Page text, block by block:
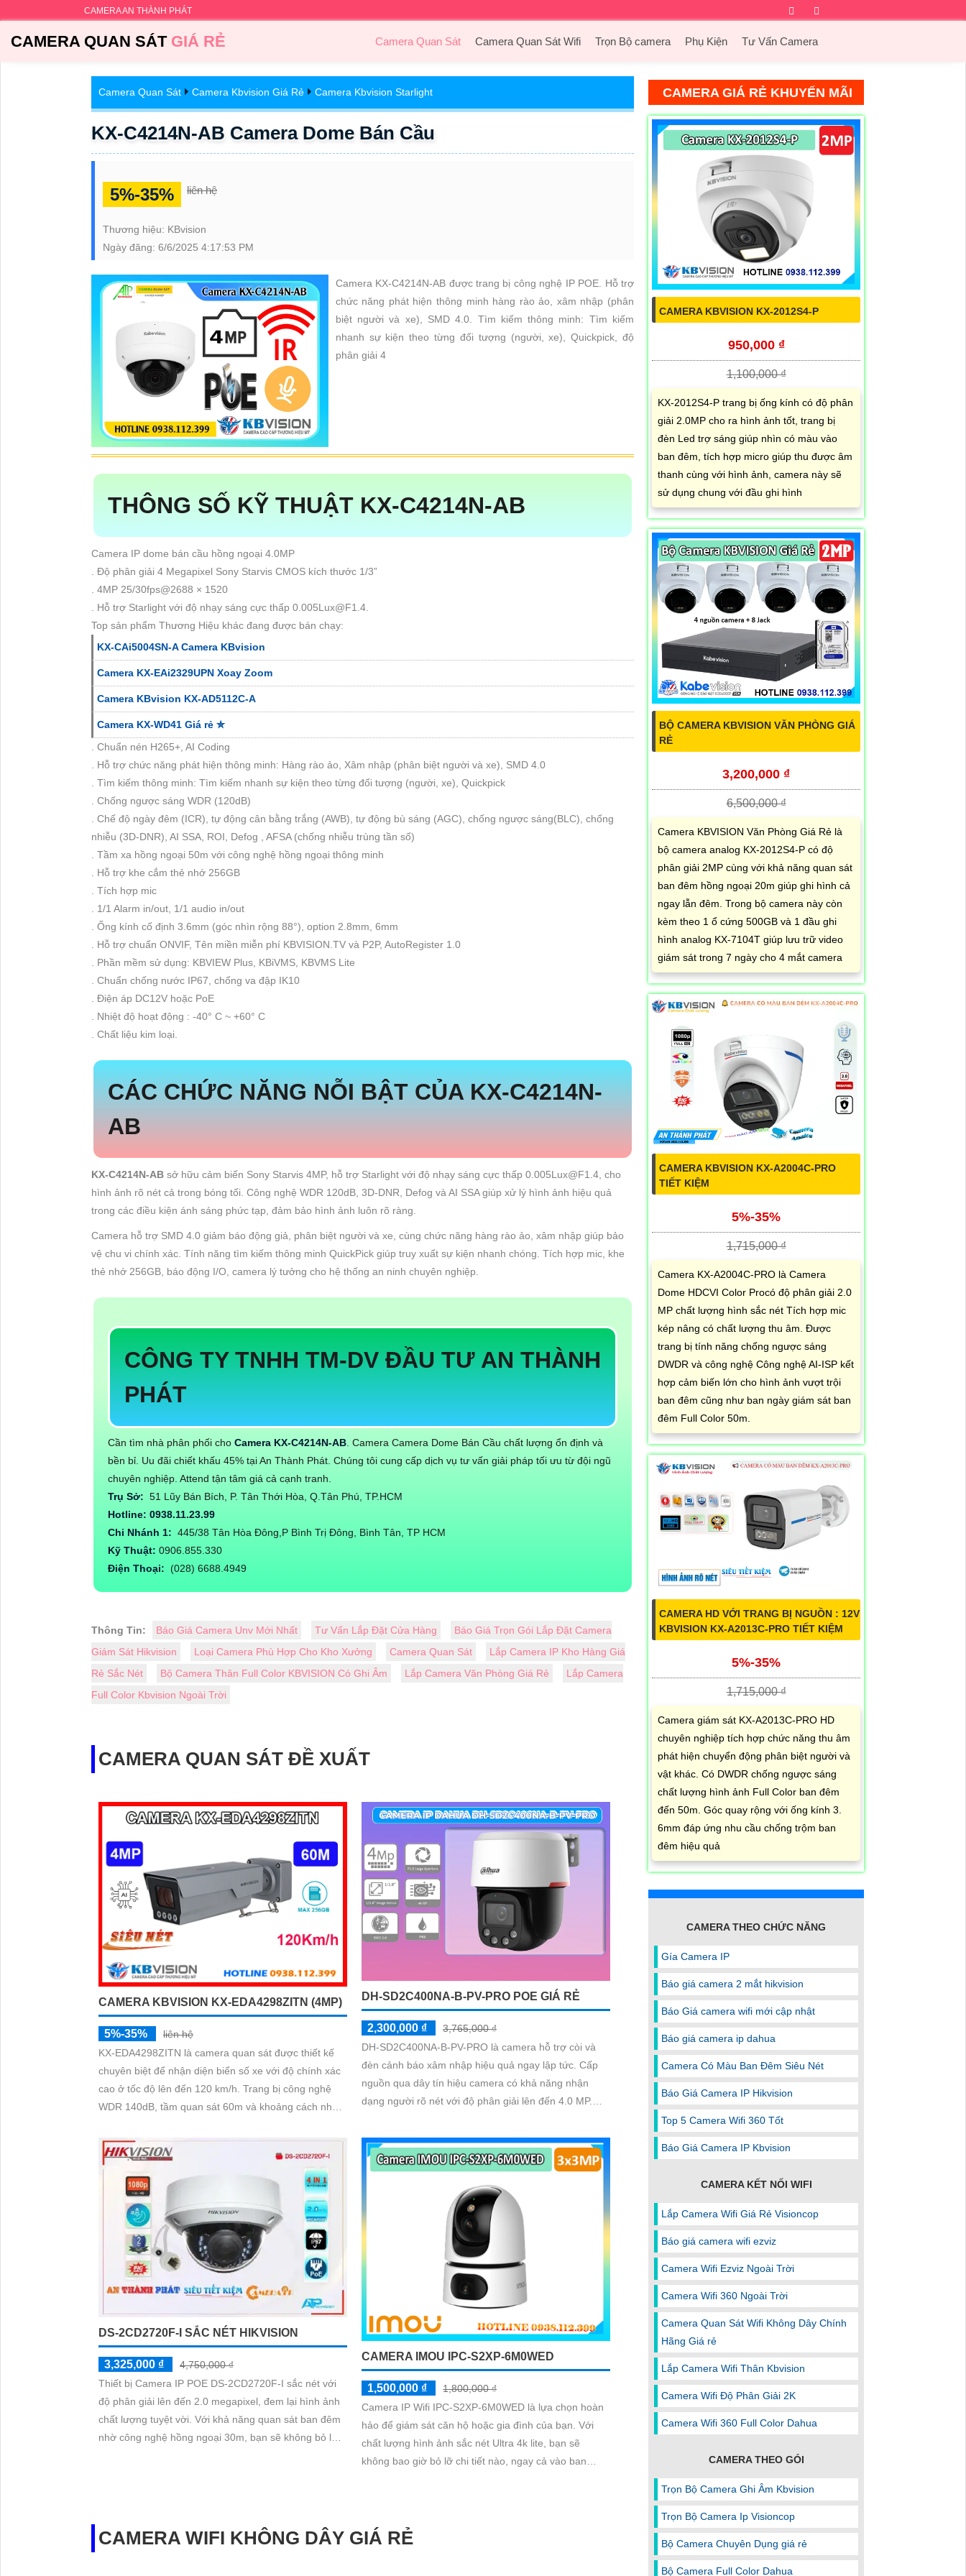
CAMERA AN THÀNH PHÁT Facebook
CAMERA QUAN SÁTGIÁ RẺ Camera Quan Sát Camera Quan Sát Wifi Trọn Bộ camera Phụ Kiện Tư Vấn Camera
Camera Quan Sát Camera Kbvision Giá Rẻ Camera Kbvision Starlight
KX-C4214N-AB Camera Dome Bán Cầu
5%-35% liên hệ
Thương hiệu: KBvision
Ngày đăng: 6/6/2025 4:17:53 PM
Camera KX-C4214N-AB được trang bị công nghệ IP POE. Hỗ trợ
chức năng phát hiện thông minh hàng rào ảo, xâm nhập (phân
biệt người và xe), SMD 4.0. Tìm kiếm thông minh: Tìm kiếm
nhanh sự kiện theo từng đối tượng (người, xe), Quickpick, độ
phân giải 4
THÔNG SỐ KỸ THUẬT KX-C4214N-AB
Camera IP dome bán cầu hồng ngoại 4.0MP
. Độ phân giải 4 Megapixel Sony Starvis CMOS kích thước 1/3”
. 4MP 25/30fps@2688 × 1520
. Hỗ trợ Starlight với độ nhạy sáng cực thấp 0.005Lux@F1.4.
Top sản phẩm Thương Hiệu khác đang được bán chạy:
KX-CAi5004SN-A Camera KBvision
Camera KX-EAi2329UPN Xoay Zoom
Camera KBvision KX-AD5112C-A
Camera KX-WD41 Giá rẻ ✮
. Chuẩn nén H265+, AI Coding
. Hỗ trợ chức năng phát hiện thông minh: Hàng rào ảo, Xâm nhập (phân biệt người và xe), SMD 4.0
. Tìm kiếm thông minh: Tìm kiếm nhanh sự kiện theo từng đối tượng (người, xe), Quickpick
. Chống ngược sáng WDR (120dB)
. Chế độ ngày đêm (ICR), tự động cân bằng trắng (AWB), tự động bù sáng (AGC), chống ngược sáng(BLC), chống
nhiễu (3D-DNR), AI SSA, ROI, Defog , AFSA (chống nhiễu trùng tần số)
. Tầm xa hồng ngoại 50m với công nghệ hồng ngoại thông minh
. Hỗ trợ khe cắm thẻ nhớ 256GB
. Tích hợp mic
. 1/1 Alarm in/out, 1/1 audio in/out
. Ống kính cố định 3.6mm (góc nhìn rộng 88°), option 2.8mm, 6mm
. Hỗ trợ chuẩn ONVIF, Tên miền miễn phí KBVISION.TV và P2P, AutoRegister 1.0
. Phần mềm sử dụng: KBVIEW Plus, KBiVMS, KBVMS Lite
. Chuẩn chống nước IP67, chống va đập IK10
. Điện áp DC12V hoặc PoE
. Nhiệt độ hoạt động : -40° C ~ +60° C
. Chất liệu kim loại.
CÁC CHỨC NĂNG NỖI BẬT CỦA KX-C4214N-
AB
KX-C4214N-AB sở hữu cảm biến Sony Starvis 4MP, hỗ trợ Starlight với độ nhạy sáng cực thấp 0.005Lux@F1.4, cho
hình ảnh rõ nét cả trong bóng tối. Công nghệ WDR 120dB, 3D-DNR, Defog và AI SSA giúp xử lý hình ảnh hiệu quả
trong các điều kiện ánh sáng phức tạp, đảm bảo hình ảnh luôn rõ ràng.
Camera hỗ trợ SMD 4.0 giảm báo động giả, phân biệt người và xe, cùng chức năng hàng rào ảo, xâm nhập giúp bảo
vệ chu vi chính xác. Tính năng tìm kiếm thông minh QuickPick giúp truy xuất sự kiện nhanh chóng. Tích hợp mic, khe
thẻ nhớ 256GB, báo động I/O, camera lý tưởng cho hệ thống an ninh chuyên nghiệp.
CÔNG TY TNHH TM-DV ĐẦU TƯ AN THÀNH
PHÁT
Cần tìm nhà phân phối cho Camera KX-C4214N-AB . Camera Camera Dome Bán Cầu chất lượng ổn định và
bền bỉ. Uu đãi chiết khấu 45% tại An Thành Phát. Chúng tôi cung cấp dịch vụ tư vấn giải pháp tối ưu từ đội ngũ
chuyên nghiệp. Attend tận tâm giá cả cạnh tranh.
Trụ Sở: 51 Lũy Bán Bích, P. Tân Thới Hòa, Q.Tân Phú, TP.HCM
Hotline: 0938.11.23.99
Chi Nhánh 1: 445/38 Tân Hòa Đông,P Bình Trị Đông, Bình Tân, TP HCM
Kỹ Thuật: 0906.855.330
Điện Thoại: (028) 6688.4949
Thông Tin: Báo Giá Camera Unv Mới Nhất Tư Vấn Lắp Đặt Cửa Hàng
Báo Giá Trọn Gói Lắp Đặt Camera
Giám Sát Hikvision
Loại Camera Phù Hợp Cho Kho Xưởng Camera Quan Sát
Lắp Camera IP Kho Hàng Giá
Rẻ Sắc Nét
Bộ Camera Thân Full Color KBVISION Có Ghi Âm Lắp Camera Văn Phòng Giá Rẻ
Lắp Camera
Full Color Kbvision Ngoài Trời
CAMERA QUAN SÁT ĐỀ XUẤT
CAMERA KBVISION KX-EDA4298ZITN (4MP)
5%-35%
liên hệ
KX-EDA4298ZITN là camera quan sát được thiết kế
chuyên biệt để nhận diện biển số xe với độ chính xác
cao ở tốc độ lên đến 120 km/h. Trang bị công nghệ
WDR 140dB, tầm quan sát 60m và khoảng cách nhận
DH-SD2C400NA-B-PV-PRO POE GIÁ RẺ
2,300,000 ₫
3,765,000 ₫
DH-SD2C400NA-B-PV-PRO là camera hỗ trợ còi và
đèn cảnh báo xâm nhập hiệu quả ngay lập tức. Cấp
nguồn qua dây tín hiệu camera có khả năng nhận
dạng người rõ nét với độ phân giải lên đến 4.0 MP.
sáng thông minh cho hình ảnh màu sắc như ban ngày
DS-2CD2720F-I SẮC NÉT HIKVISION
3,325,000 ₫
4,750,000 ₫
Thiết bị Camera IP POE DS-2CD2720F-I sắc nét với
độ phân giải lên đến 2.0 megapixel, đem lại hình ảnh
chất lượng tuyệt vời. Với khả năng quan sát ban đêm
nhờ công nghệ hồng ngoại 30m, bạn sẽ không bỏ lỡ
CAMERA IMOU IPC-S2XP-6M0WED
1,500,000 ₫
1,800,000 ₫
Camera IP Wifi IPC-S2XP-6M0WED là lựa chọn hoàn
hảo để giám sát căn hộ hoặc gia đình của bạn. Với
chất lượng hình ảnh sắc nét Ultra 4k lite, bạn sẽ
không bao giờ bỏ lỡ chi tiết nào, ngay cả vào ban
CAMERA WIFI KHÔNG DÂY GIÁ RẺ
CAMERA GIÁ RẺ KHUYẾN MÃI
CAMERA KBVISION KX-2012S4-P
950,000 ₫
1,100,000 ₫
KX-2012S4-P trang bị ống kính có độ phân
giải 2.0MP cho ra hình ảnh tốt, trang bị
đèn Led trợ sáng giúp nhìn có màu vào
ban đêm, tích hợp micro giúp thu được âm
thanh cùng với hình ảnh, camera này sẽ
sử dụng chung với đầu ghi hình
BỘ CAMERA KBVISION VĂN PHÒNG GIÁ
RẺ
3,200,000 ₫
6,500,000 ₫
Camera KBVISION Văn Phòng Giá Rẻ là
bộ camera analog KX-2012S4-P có độ
phân giải 2MP cùng với khả năng quan sát
ban đêm hồng ngoại 20m giúp ghi hình cả
ngay lẫn đêm. Trong bộ camera này còn
kèm theo 1 ổ cứng 500GB và 1 đầu ghi
hình analog KX-7104T giúp lưu trữ video
giám sát trong 7 ngày cho 4 mắt camera
CAMERA KBVISION KX-A2004C-PRO
TIẾT KIỆM
5%-35%
1,715,000 ₫
Camera KX-A2004C-PRO là Camera
Dome HDCVI Color Procó độ phân giải 2.0
MP chất lượng hình sắc nét Tích hợp mic
kép nâng có chất lượng thu âm. Được
trang bị tính năng chống ngược sáng
DWDR và công nghệ Công nghệ AI-ISP kết
hợp cảm biến lớn cho hình ảnh vượt trội
ban đêm cũng như ban ngày giám sát ban
đêm Full Color 50m.
CAMERA HD VỚI TRANG BỊ NGUỒN : 12V
KBVISION KX-A2013C-PRO TIẾT KIỆM
5%-35%
1,715,000 ₫
Camera giám sát KX-A2013C-PRO HD
chuyên nghiệp tích hợp chức năng thu âm
phát hiện chuyển động phân biệt người và
vật khác. Có DWDR chống ngược sáng
chất lượng hình ảnh Full Color ban đêm
đến 50m. Góc quay rộng với ống kính 3.
6mm đáp ứng nhu cầu chống trộm ban
đêm hiệu quả
CAMERA THEO CHỨC NĂNG
Gía Camera IP
Báo giá camera 2 mắt hikvision
Báo Giá camera wifi mới cập nhật
Báo giá camera ip dahua
Camera Có Màu Ban Đêm Siêu Nét
Báo Giá Camera IP Hikvision
Top 5 Camera Wifi 360 Tốt
Báo Giá Camera IP Kbvision
CAMERA KẾT NỐI WIFI
Lắp Camera Wifi Giá Rẻ Visioncop
Báo giá camera wifi ezviz
Camera Wifi Ezviz Ngoài Trời
Camera Wifi 360 Ngoài Trời
Camera Quan Sát Wifi Không Dây Chính
Hãng Giá rẻ
Lắp Camera Wifi Thân Kbvision
Camera Wifi Độ Phân Giải 2K
Camera Wifi 360 Full Color Dahua
CAMERA THEO GÓI
Trọn Bộ Camera Ghi Âm Kbvision
Trọn Bộ Camera Ip Visioncop
Bộ Camera Chuyên Dụng giá rẻ
Bộ Camera Full Color Dahua